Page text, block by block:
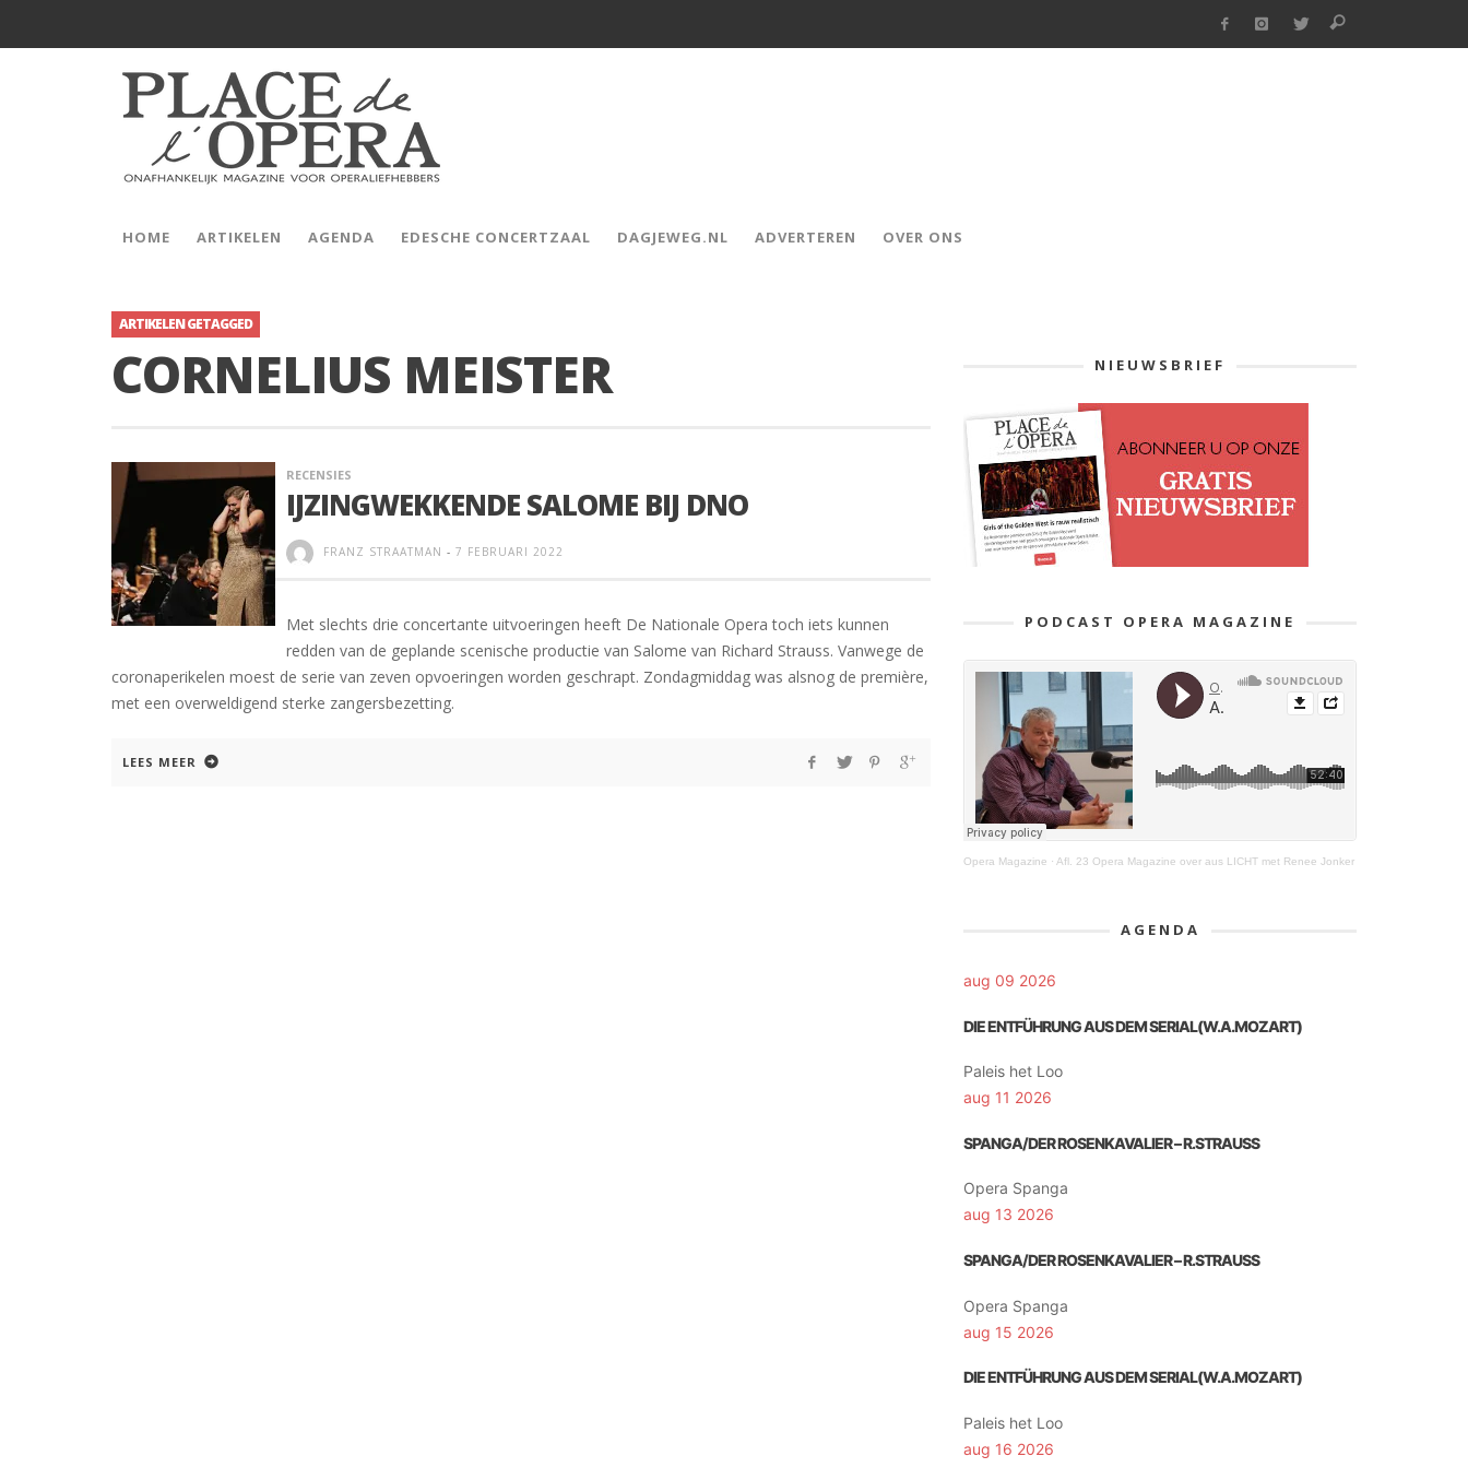
HOME ARTIKELEN AGENDA EDESCHE CONCERTZAAL DAGJEWEG.NL ADVERTEREN OVER ONS
ARTIKELEN GETAGGED
CORNELIUS MEISTER
RECENSIES
IJZINGWEKKENDE SALOME BIJ DNO
FRANZ STRAATMAN - 7 FEBRUARI 2022
Met slechts drie concertante uitvoeringen heeft De Nationale Opera toch iets kunnen
redden van de geplande scenische productie van Salome van Richard Strauss. Vanwege de
coronaperikelen moest de serie van zeven opvoeringen worden geschrapt. Zondagmiddag was alsnog de première,
met een overweldigend sterke zangersbezetting.
LEES MEER
NIEUWSBRIEF
PODCAST OPERA MAGAZINE
Opera Magazine · Afl. 23 Opera Magazine over aus LICHT met Renee Jonker
AGENDA
aug 09 2026
DIE ENTFÜHRUNG AUS DEM SERIAL(W.A.MOZART)
Paleis het Loo
aug 11 2026
SPANGA/DER ROSENKAVALIER – R.STRAUSS
Opera Spanga
aug 13 2026
SPANGA/DER ROSENKAVALIER – R.STRAUSS
Opera Spanga
aug 15 2026
DIE ENTFÜHRUNG AUS DEM SERIAL(W.A.MOZART)
Paleis het Loo
aug 16 2026